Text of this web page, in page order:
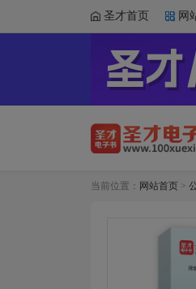
圣才首页 网
当前位置： 网站首页 >